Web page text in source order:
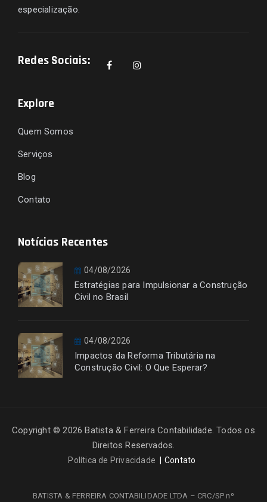
especialização.
Redes Sociais:
Explore
Quem Somos
Serviços
Blog
Contato
Notícias Recentes
04/08/2026
Estratégias para Impulsionar a Construção
Civil no Brasil
04/08/2026
Impactos da Reforma Tributária na
Construção Civil: O Que Esperar?
Copyright © 2026 Batista & Ferreira Contabilidade. Todos os
Direitos Reservados.
Política de Privacidade Contato
BATISTA & FERREIRA CONTABILIDADE LTDA – CRC/SP nº